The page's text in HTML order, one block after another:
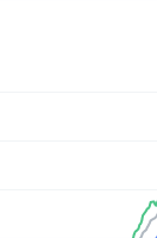
displaying
displaying